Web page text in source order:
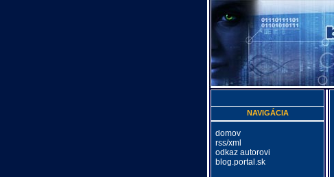
NAVIGÁCIA
domov
rss/xml
odkaz autorovi
blog.portal.sk